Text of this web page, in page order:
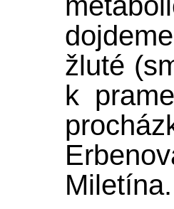
žluté
k
Miletína.